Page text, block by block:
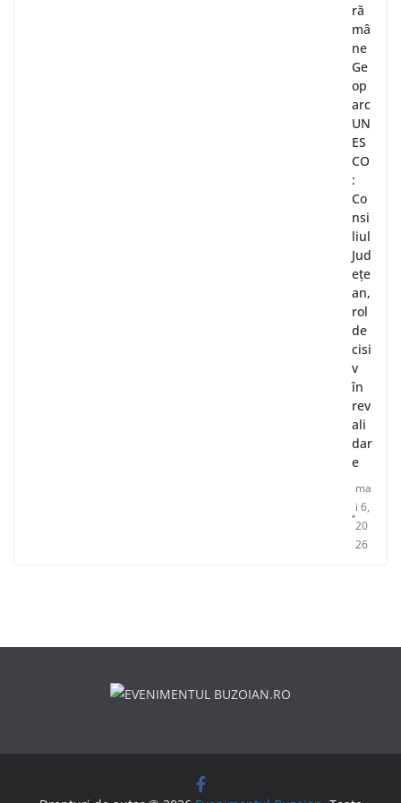
ră
mâ
ne
Ge
op
arc
UN
ES
CO
:
Co
nsi
liul
Jud
ețe
an,
rol
de
cisi
v
în
rev
ali
dar
e
ma
i 6,
20
26